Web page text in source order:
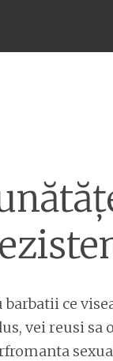
ce
vei reusi sa